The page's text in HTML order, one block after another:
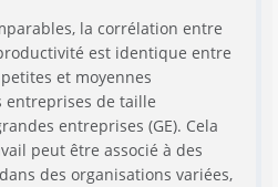
la corrélation entre
est identique entre
et moyennes
entreprises de taille
entreprises (GE). Cela
peut être associé à des
des organisations variées,